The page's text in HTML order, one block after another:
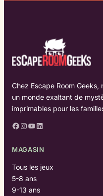
Chez Escape Room
un monde exaltant de
imprimables pour les
Facebook Instagram YouTube LinkedIn
MAGASIN
Tous les jeux
5-8 ans
9-13 ans